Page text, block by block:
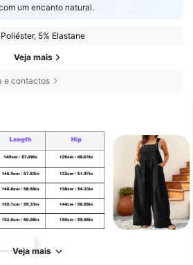
um encanto natural.
5% Elastane
Veja mais
e contactos
Veja mais